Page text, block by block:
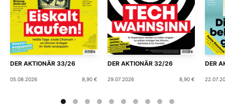
DER AKTIONÄR 33/26
05.08.2026 8,90 €
DER AKTIONÄR 32/26
29.07.2026 8,90 €
DER